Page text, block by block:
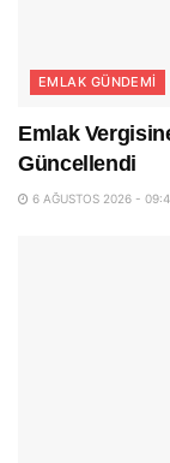
EMLAK GÜNDEMI
Emlak
Güncellendi
6 AĞUSTOS 2026 -